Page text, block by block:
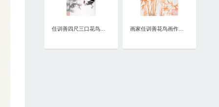
画家任训善花鸟画作品《竹报平安》